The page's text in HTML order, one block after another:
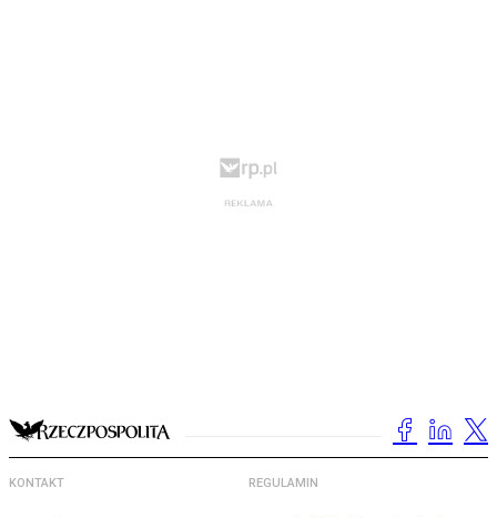
KONTAKT REGULAMIN